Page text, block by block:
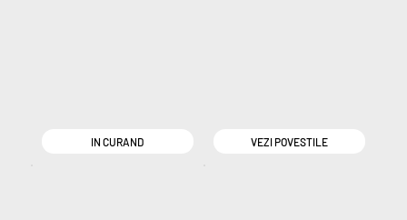
IN CURAND VEZI POVESTILE